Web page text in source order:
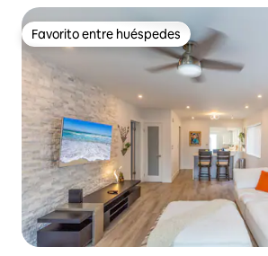
Favorito entre huéspedes
Favorito entre huéspedes